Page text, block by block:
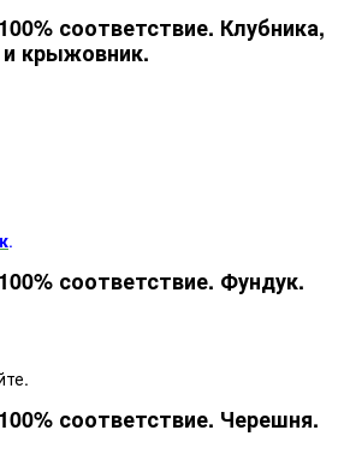
соответствие. Клубника,
крыжовник.
.
соответствие. Фундук.
соответствие. Черешня.